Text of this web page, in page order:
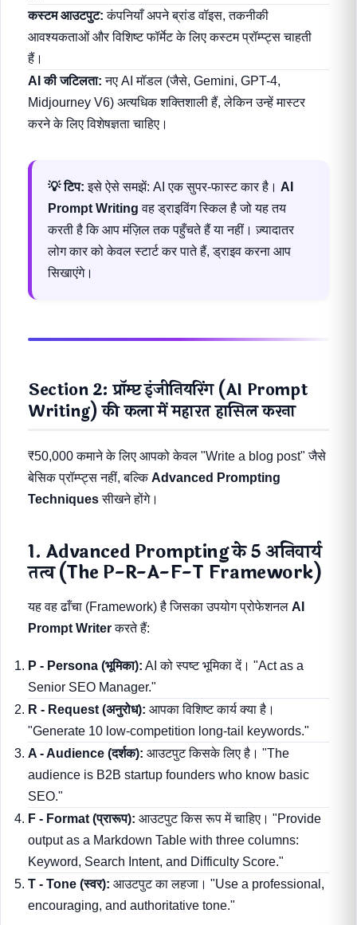
कस्टम आउटपुट: कंपनियाँ अपने ब्रांड वॉइस, तकनीकी
आवश्यकताओं और विशिष्ट फॉर्मेट के लिए कस्टम प्रॉम्प्ट्स चाहती
हैं।
AI की जटिलता: नए AI मॉडल (जैसे, Gemini, GPT-4,
Midjourney V6) अत्यधिक शक्तिशाली हैं, लेकिन उन्हें मास्टर
करने के लिए विशेषज्ञता चाहिए।
💡 टिप: इसे ऐसे समझें: AI एक सुपर-फास्ट कार है। AI
Prompt Writing वह ड्राइविंग स्किल है जो यह तय
करती है कि आप मंज़िल तक पहुँचते हैं या नहीं। ज़्यादातर
लोग कार को केवल स्टार्ट कर पाते हैं, ड्राइव करना आप
सिखाएंगे।
Section 2: प्रॉम्प्ट इंजीनियरिंग (AI Prompt
Writing) की कला में महारत हासिल करना
₹50,000 कमाने के लिए आपको केवल "Write a blog post" जैसे
बेसिक प्रॉम्प्ट्स नहीं, बल्किAdvanced Prompting
Techniquesसीखने होंगे।
1. Advanced Prompting के 5 अनिवार्य
तत्व (The P-R-A-F-T Framework)
यह वह ढाँचा (Framework) है जिसका उपयोग प्रोफेशनल AI
Prompt Writerकरते हैं:
P - Persona (भूमिका): AI को स्पष्ट भूमिका दें। "Act as a
Senior SEO Manager."
R - Request (अनुरोध): आपका विशिष्ट कार्य क्या है।
"Generate 10 low-competition long-tail keywords."
A - Audience (दर्शक): आउटपुट किसके लिए है। "The
audience is B2B startup founders who know basic
SEO."
F - Format (प्रारूप): आउटपुट किस रूप में चाहिए। "Provide
output as a Markdown Table with three columns:
Keyword, Search Intent, and Difficulty Score."
T - Tone (स्वर): आउटपुट का लहजा। "Use a professional,
encouraging, and authoritative tone."